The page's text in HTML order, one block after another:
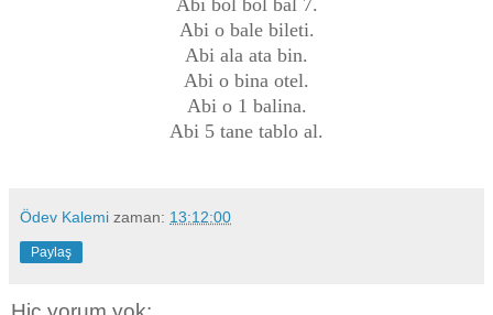
Abi o bale bileti.
Abi ala ata bin.
Abi o bina otel.
Abi o 1 balina.
Abi 5 tane tablo al.
Ödev Kalemi zaman: 13:12:00
Paylaş